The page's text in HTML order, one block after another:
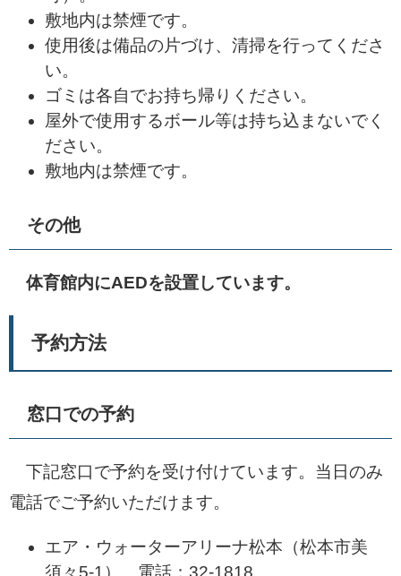
敷地内は禁煙です。
使用後は備品の片づけ、清掃を行ってくださ
い。
ゴミは各自でお持ち帰りください。
屋外で使用するボール等は持ち込まないでく
ださい。
敷地内は禁煙です。
その他
体育館内にAEDを設置しています。
予約方法
窓口での予約
下記窓口で予約を受け付けています。当日のみ
電話でご予約いただけます。
エア・ウォーターアリーナ松本（松本市美
須々5-1） 電話：32-1818